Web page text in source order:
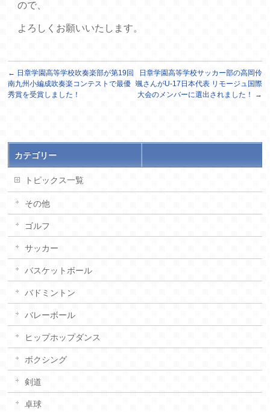
ので、
よろしくお願いいたします。
← 日章学園高等学校吹奏楽部が第19回
南九州小編成吹奏楽コンテストで最優
秀賞を受賞しました！
日章学園高等学校サッカー部の高岡伶
颯さんがU-17日本代表 リモージュ国際
大会のメンバーに選出されました！
→
カテゴリー
トピックス一覧
その他
ゴルフ
サッカー
バスケットボール
バドミントン
バレーボール
ヒップホップダンス
ボクシング
剣道
卓球